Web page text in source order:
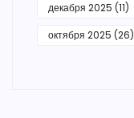
декабря 2025 (11)
октября 2025 (26)